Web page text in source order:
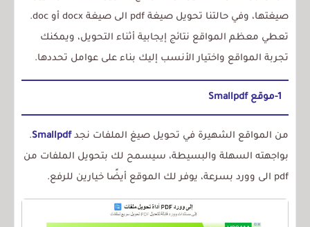
صيغتها، وفي حالتنا تحويل صيغة pdf الى صيغة docx أو doc.
تعطي معظم المواقع نتائج إيجابية أثناء التحويل، ويمكنك
تجربة المواقع واختيار الأنسب إليك بناء على عوامل تحددها.
1-موقع Smallpdf
من المواقع الشهيرة في تحويل صيغ الملفات نجدSmallpdf
.
بواجهته السهلة والبسيطة، سيسمح لك بتحويل الملفات من
pdf الى
وورد بسرعة، يوفر لك الموقع أيضًا خيارين للرفع.